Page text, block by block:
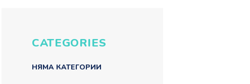
CATEGORIES
НЯМА КАТЕГОРИИ